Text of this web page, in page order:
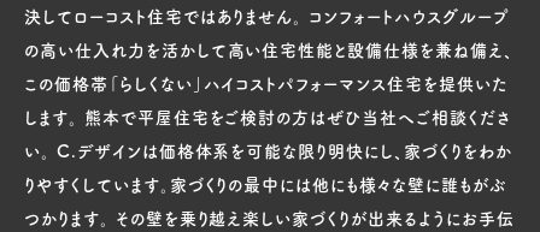
決してローコスト住宅ではありません。 コンフォートハウスグループ
の高い仕入れ力を活かして高い住宅性能と設備仕様を兼ね備え、
この価格帯「らしくない」ハイコストパフォーマンス住宅を提供いた
します。 熊本で平屋住宅をご検討の方はぜひ当社へご相談くださ
い。 C.デザインは価格体系を可能な限り明快にし、家づくりをわか
りやすくしています。家づくりの最中には他にも様々な壁に誰もがぶ
つかります。 その壁を乗り越え楽しい家づくりが出来るようにお手伝